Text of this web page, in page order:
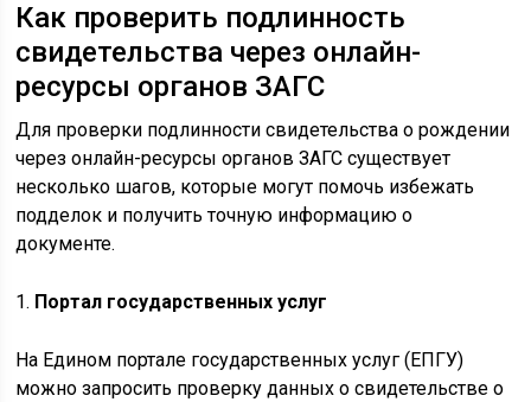
Как проверить подлинность
свидетельства через онлайн-
ресурсы органов ЗАГС
Для проверки подлинности свидетельства о рождении
через онлайн-ресурсы органов ЗАГС существует
несколько шагов, которые могут помочь избежать
подделок и получить точную информацию о
документе.
1. Портал государственных услуг
На Едином портале государственных услуг (ЕПГУ)
можно запросить проверку данных о свидетельстве о